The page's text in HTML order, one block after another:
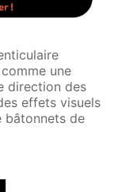
une
direction des
effets visuels
bâtonnets de